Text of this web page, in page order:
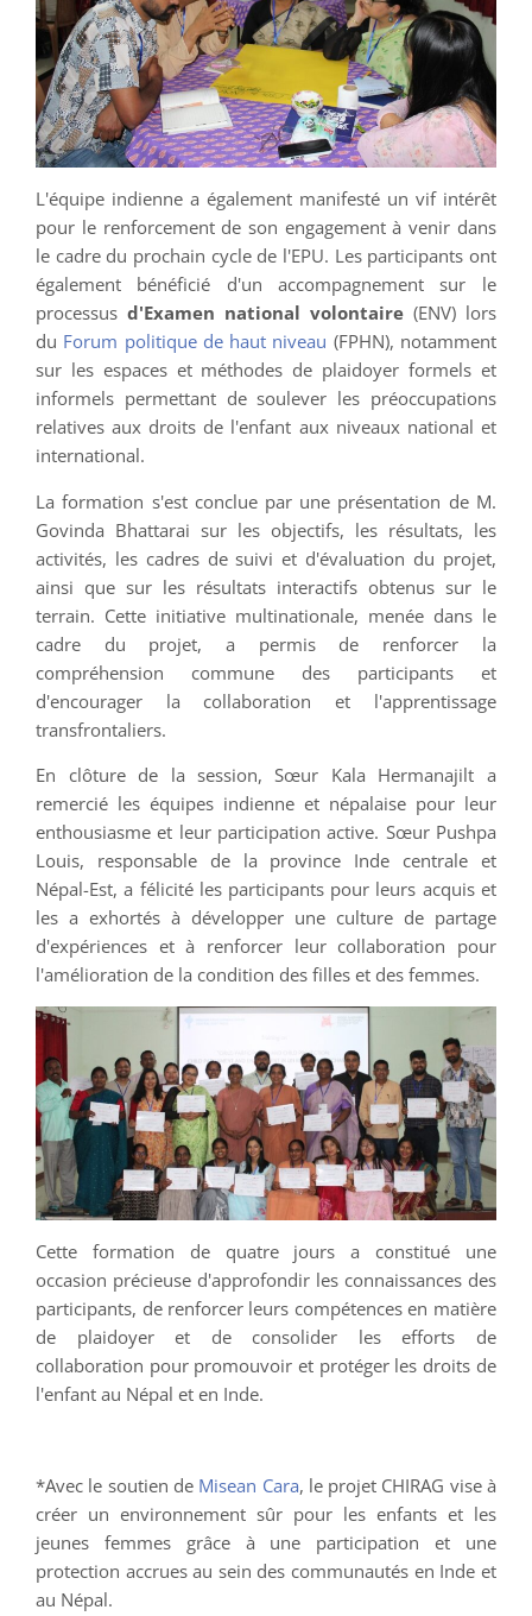
L'équipe indienne a également manifesté un vif intérêt
pour le renforcement de son engagement à venir dans
le cadre du prochain cycle de l'EPU. Les participants ont
également bénéficié d'un accompagnement sur le
processusd'Examen national volontaire(ENV) lors
du Forum politique de haut niveau (FPHN), notamment
sur les espaces et méthodes de plaidoyer formels et
informels permettant de soulever les préoccupations
relatives aux droits de l'enfant aux niveaux national et
international.
La formation s'est conclue par une présentation de M.
Govinda Bhattarai sur les objectifs, les résultats, les
activités, les cadres de suivi et d'évaluation du projet,
ainsi que sur les résultats interactifs obtenus sur le
terrain. Cette initiative multinationale, menée dans le
cadre du projet, a permis de renforcer la
compréhension commune des participants et
d'encourager la collaboration et l'apprentissage
transfrontaliers.
En clôture de la session, Sœur Kala Hermanajilt a
remercié les équipes indienne et népalaise pour leur
enthousiasme et leur participation active. Sœur Pushpa
Louis, responsable de la province Inde centrale et
Népal-Est, a félicité les participants pour leurs acquis et
les a exhortés à développer une culture de partage
d'expériences et à renforcer leur collaboration pour
l'amélioration de la condition des filles et des femmes.
Cette formation de quatre jours a constitué une
occasion précieuse d'approfondir les connaissances des
participants, de renforcer leurs compétences en matière
de plaidoyer et de consolider les efforts de
collaboration pour promouvoir et protéger les droits de
l'enfant au Népal et en Inde.
*Avec le soutien de Misean Cara, le projet CHIRAG vise à
créer un environnement sûr pour les enfants et les
jeunes femmes grâce à une participation et une
protection accrues au sein des communautés en Inde et
au Népal.